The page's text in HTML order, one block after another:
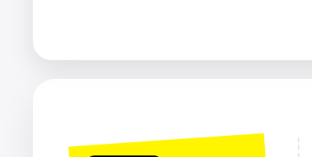
Площадки